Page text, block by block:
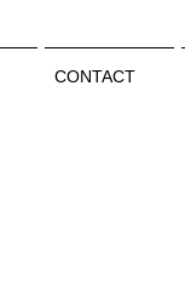
CONTACT